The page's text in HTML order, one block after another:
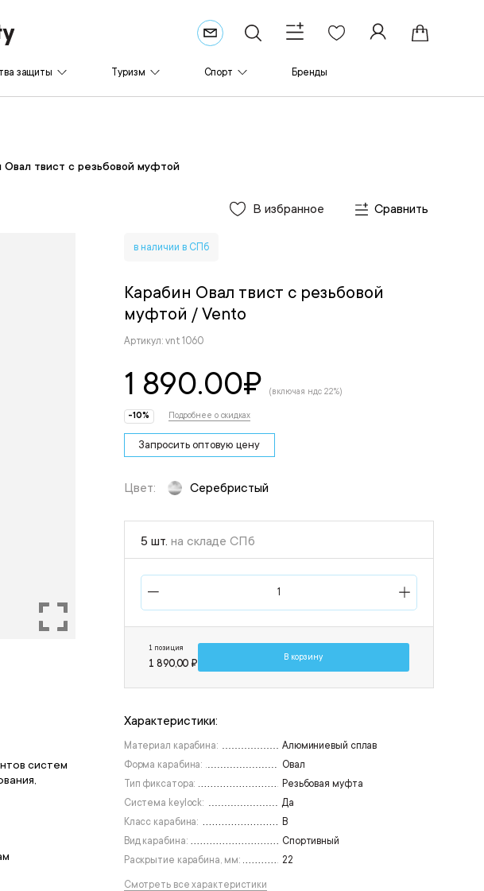
защиты Туризм Спорт Бренды
Овал твист с резьбовой муфтой
В избранное Сравнить
систем
в наличии в СПб
Карабин Овал твист с резьбовой
муфтой / Vento
Артикул: vnt 1060
1 890.00₽ (включая ндс 22%)
-10% Подробнее о скидках
Запросить оптовую цену
Цвет: Серебристый
5 шт. на складе СПб
1 позиция
1 890,00 ₽
В корзину
Характеристики:
Материал карабина:
Алюминиевый сплав
Форма карабина:
Овал
Тип фиксатора:
Резьбовая муфта
Система keylock:
Да
Класс карабина:
В
Вид карабина:
Спортивный
Раскрытие карабина, мм:
22
Смотреть все характеристики